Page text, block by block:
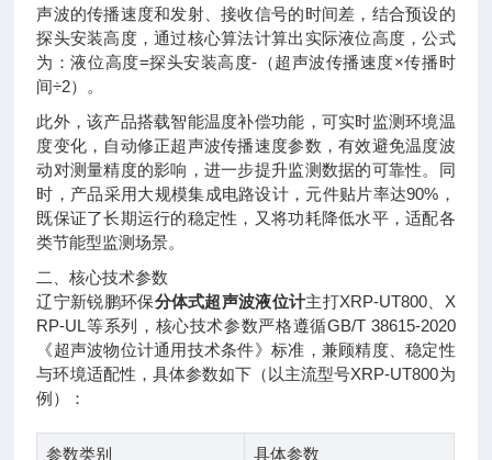
声波的传播速度和发射、接收信号的时间差，结合预设的
探头安装高度，通过核心算法计算出实际液位高度，公式
为：液位高度=探头安装高度-（超声波传播速度×传播时
间÷2）。
此外，该产品搭载智能温度补偿功能，可实时监测环境温
度变化，自动修正超声波传播速度参数，有效避免温度波
动对测量精度的影响，进一步提升监测数据的可靠性。同
时，产品采用大规模集成电路设计，元件贴片率达90%，
既保证了长期运行的稳定性，又将功耗降低水平，适配各
类节能型监测场景。
二、核心技术参数
辽宁新锐鹏环保分体式超声波液位计主打XRP-UT800、X
RP-UL等系列，核心技术参数严格遵循GB/T 38615-2020
《超声波物位计通用技术条件》标准，兼顾精度、稳定性
与环境适配性，具体参数如下（以主流型号XRP-UT800为
例）：
参数类别 具体参数